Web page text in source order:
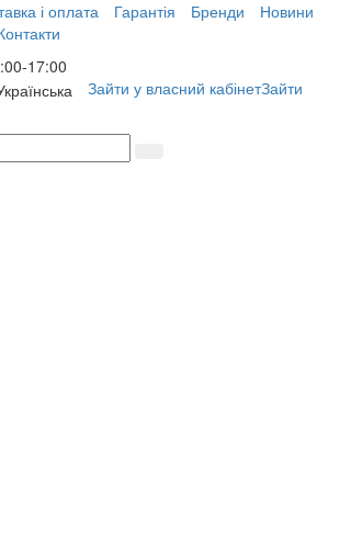
і оплата Гарантія Бренди
Новини
17:00
Зайти у власний кабінетЗайти